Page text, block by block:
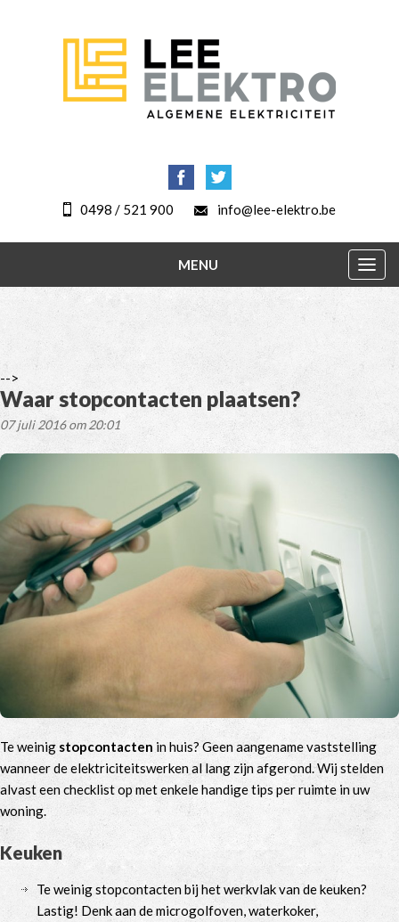
0498 / 521 900 info@lee-elektro.be
MENU
-->
Waar stopcontacten plaatsen?
07 juli 2016 om 20:01
Te weinig stopcontacten in huis? Geen aangename vaststelling
wanneer de elektriciteitswerken al lang zijn afgerond. Wij stelden
alvast een checklist op met enkele handige tips per ruimte in uw
woning.
Keuken
Te weinig stopcontacten bij het werkvlak van de keuken?
Lastig! Denk aan de microgolfoven, waterkoker,